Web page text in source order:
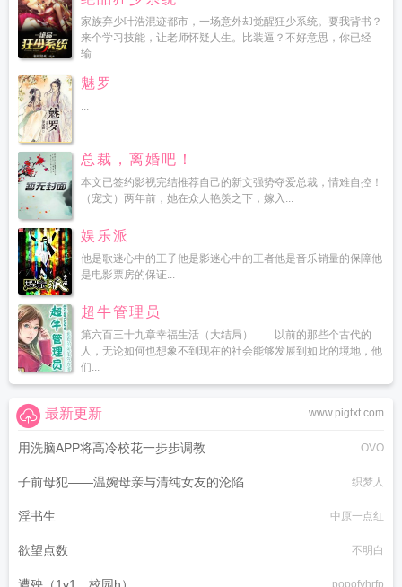
家族弃少叶浩混迹都市，一场意外却觉醒狂少系统。要我背书？
来个学习技能，让老师怀疑人生。比装逼？不好意思，你已经
输...
魅罗
...
总裁，离婚吧！
本文已签约影视完结推荐自己的新文强势夺爱总裁，情难自控！
（宠文）两年前，她在众人艳羡之下，嫁入...
娱乐派
他是歌迷心中的王子他是影迷心中的王者他是音乐销量的保障他
是电影票房的保证...
超牛管理员
第六百三十九章幸福生活（大结局） 以前的那些个古代的
人，无论如何也想象不到现在的社会能够发展到如此的境地，他
们...
www.pigtxt.com
最新更新
用洗脑APP将高冷校花一步步调教 OVO
子前母犯——温婉母亲与清纯女友的沦陷 织梦人
淫书生 中原一点红
欲望点数 不明白
popofyhrfp